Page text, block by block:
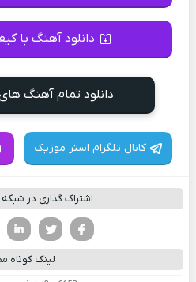
دانلود آهنگ با
دانلود تمام آهنگ
کانال تلگرام استر موزیک
اشتراک گذاری در
لینک کوتاه